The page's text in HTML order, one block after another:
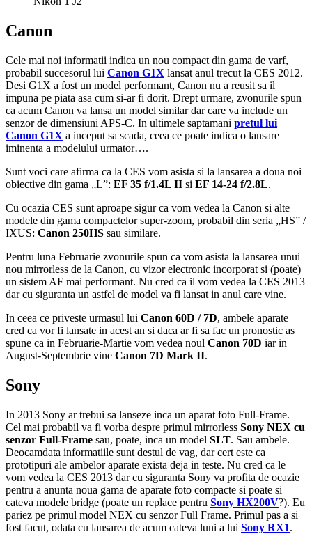
Canon
Cele mai noi informatii indica un nou compact din gama de varf,
probabil succesorul lui Canon G1X lansat anul trecut la CES 2012.
Desi G1X a fost un model performant, Canon nu a reusit sa il
impuna pe piata asa cum si-ar fi dorit. Drept urmare, zvonurile spun
ca acum Canon va lansa un model similar dar care va include un
senzor de dimensiuni APS-C. In ultimele saptamani pretul lui
Canon G1X a inceput sa scada, ceea ce poate indica o lansare
iminenta a modelului urmator….
Sunt voci care afirma ca la CES vom asista si la lansarea a doua noi
obiective din gama „L”: EF 35 f/1.4L II si EF 14-24 f/2.8L.
Cu ocazia CES sunt aproape sigur ca vom vedea la Canon si alte
modele din gama compactelor super-zoom, probabil din seria „HS” /
IXUS: Canon 250HS sau similare.
Pentru luna Februarie zvonurile spun ca vom asista la lansarea unui
nou mirrorless de la Canon, cu vizor electronic incorporat si (poate)
un sistem AF mai performant. Nu cred ca il vom vedea la CES 2013
dar cu siguranta un astfel de model va fi lansat in anul care vine.
In ceea ce priveste urmasul lui Canon 60D / 7D, ambele aparate
cred ca vor fi lansate in acest an si daca ar fi sa fac un pronostic as
spune ca in Februarie-Martie vom vedea noul Canon 70D iar in
August-Septembrie vine Canon 7D Mark II.
Sony
In 2013 Sony ar trebui sa lanseze inca un aparat foto Full-Frame.
Cel mai probabil va fi vorba despre primul mirrorless Sony NEX cu
senzor Full-Frame sau, poate, inca un model SLT. Sau ambele.
Deocamdata informatiile sunt destul de vag, dar cert este ca
prototipuri ale ambelor aparate exista deja in teste. Nu cred ca le
vom vedea la CES 2013 dar cu siguranta Sony va profita de ocazie
pentru a anunta noua gama de aparate foto compacte si poate si
cateva modele bridge (poate un replace pentru Sony HX200V?). Eu
pariez pe primul model NEX cu senzor Full Frame. Primul pas a si
fost facut, odata cu lansarea de acum cateva luni a lui Sony RX1.